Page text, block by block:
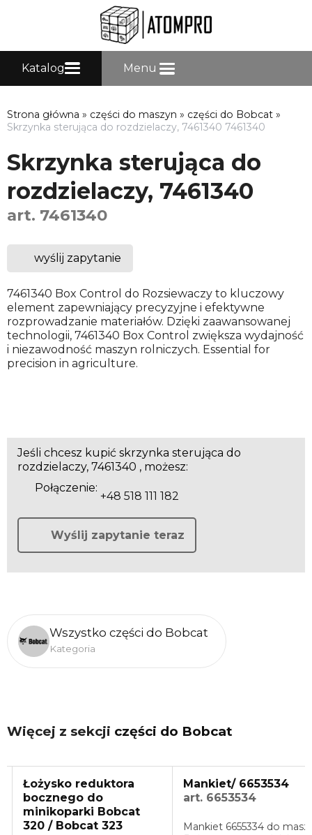
Katalog Menu
Strona główna » części do maszyn » części do Bobcat »
Skrzynka sterująca do rozdzielaczy, 7461340 7461340
Skrzynka sterująca do
rozdzielaczy, 7461340
art. 7461340
wyślij zapytanie
7461340 Box Control do Rozsiewaczy to kluczowy
element zapewniający precyzyjne i efektywne
rozprowadzanie materiałów. Dzięki zaawansowanej
technologii, 7461340 Box Control zwiększa wydajność
i niezawodność maszyn rolniczych. Essential for
precision in agriculture.
Jeśli chcesz kupić skrzynka sterująca do
rozdzielaczy, 7461340 , możesz:
Połączenie:
+48 518 111 182
Wyślij zapytanie teraz
Wszystko części do Bobcat
Kategoria
Więcej z sekcji części do Bobcat
Łożysko reduktora
bocznego do
minikoparki Bobcat
320 / Bobcat 323
Mankiet/ 6653534
art. 6653534
Mankiet 6655334 do